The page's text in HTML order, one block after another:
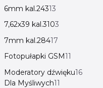
6mm kal.24313
7,62x39 kal.3103
7mm kal.28417
Fotopułapki GSM11
Moderatory dźwięku16
Dla Myśliwych11